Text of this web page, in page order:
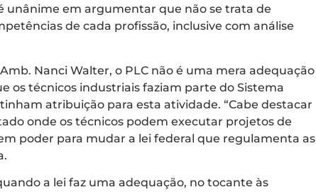
unânime em argumentar que não se trata de
de cada profissão, inclusive com análise
Nanci Walter, o PLC não é uma mera adequação
os técnicos industriais faziam parte do Sistema
atribuição para esta atividade. “Cabe destacar
onde os técnicos podem executar projetos de
poder para mudar a lei federal que regulamenta as
a lei faz uma adequação, no tocante às